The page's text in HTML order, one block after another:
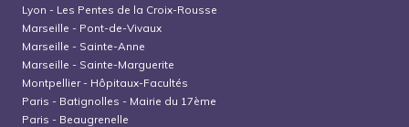
Lyon - Les Pentes de la Croix-Rousse
Marseille - Pont-de-Vivaux
Marseille - Sainte-Anne
Marseille - Sainte-Marguerite
Montpellier- Hôpitaux-Facultés
Paris - Batignolles - Mairie du 17ème
Paris - Beaugrenelle